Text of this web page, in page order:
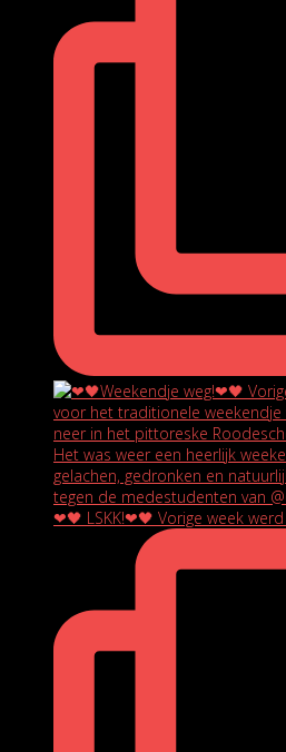
❤🖤 LSKK!❤🖤 Vorige week